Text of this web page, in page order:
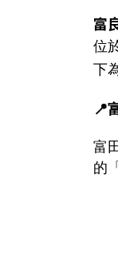
富
位
下
📍
富
的